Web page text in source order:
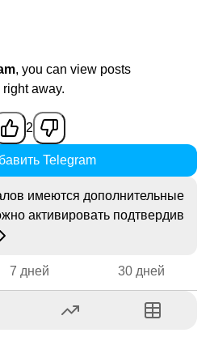
, you can view posts
right away.
2
Telegram
имеются дополнительные
активировать подтвердив
7 дней 30 дней